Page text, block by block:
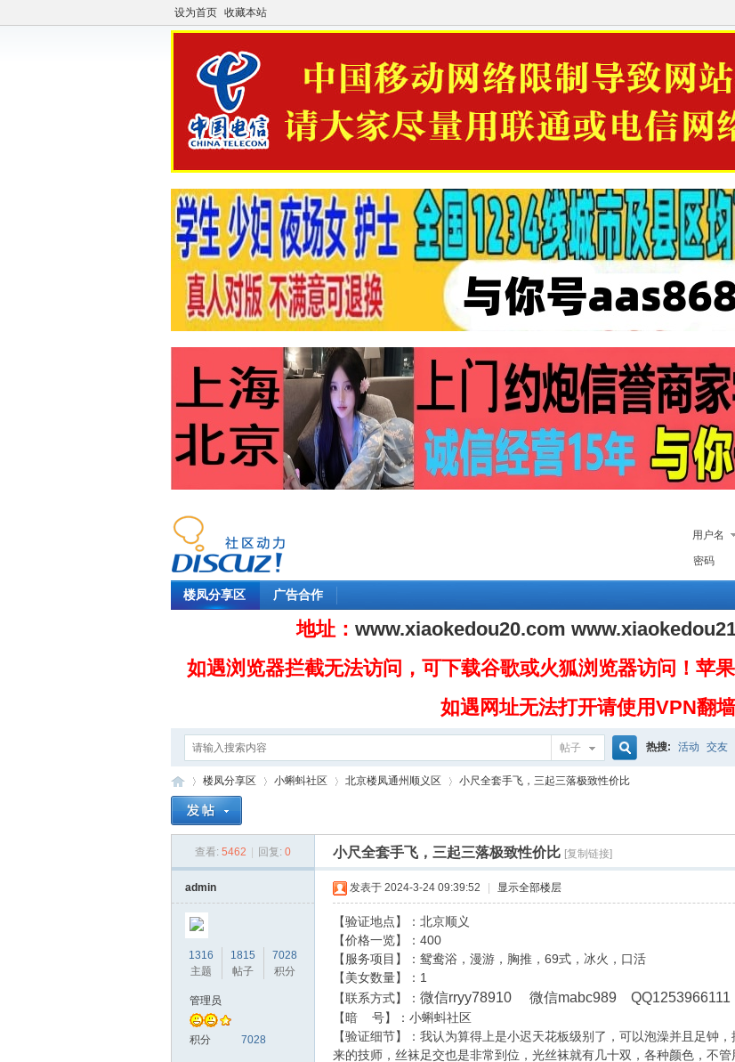
设为首页 收藏本站
用户名
密码
楼凤分享区 广告合作
地址： www.xiaokedou20.com
如遇浏览器拦截无法访问，可下载谷歌或火狐浏览器访问！苹
如遇网址无法打开请使用VPN翻墙
帖子
搜
热搜: 活动 交友
楼凤分享区
›
小蝌蚪社区 北京楼凤通州顺义区
›
小尺全套手飞，三起三落极致性价比
查看: 5462 回复: 0 小尺全套手飞，三起三落极致性价比 [复制链接]
admin
1316
主题
1815
帖子
7028
积分
管理员
积分 7028
发表于 2024-3-24 09:39:52 显示全部楼层
【验证地点】：北京顺义
【价格一览】：400
【服务项目】：鸳鸯浴，漫游，胸推，69式，冰火，口活
【美女数量】：1
【联系方式】： 微信rryy78910 微信mabc989
【暗 号】：小蝌蚪社区
【验证细节】： 我认为算得上是小迟天花板级别了，可以泡澡并且足钟
来的技师，丝袜足交也是非常到位，光丝袜就有几十双，各种颜色，不